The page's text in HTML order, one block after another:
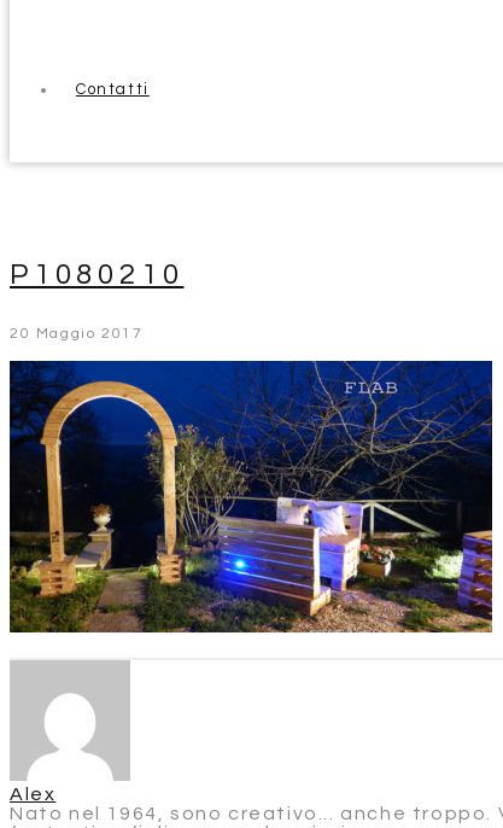
Contatti
P1080210
20 Maggio 2017
Alex
Nato nel 1964, sono creativo... anche troppo.